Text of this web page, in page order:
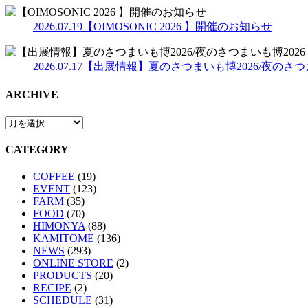
2026.07.19 【OIMOSONIC 2026 】開催のお知らせ
2026.07.17 【出展情報】夏のさつまいも博2026/夜のさ
ARCHIVE
CATEGORY
COFFEE (19)
EVENT (123)
FARM (35)
FOOD (70)
HIMONYA (88)
KAMITOME (136)
NEWS (293)
ONLINE STORE (2)
PRODUCTS (20)
RECIPE (2)
SCHEDULE (31)